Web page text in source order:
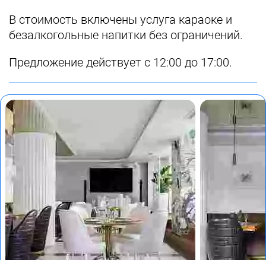
В стоимость включены услуга караоке и
безалкогольные напитки без ограничений.
Предложение действует с 12:00 до 17:00.